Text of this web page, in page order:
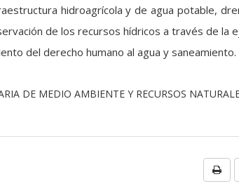
hidroagrícola y de agua potable,
de los recursos hídricos a través de la
del derecho humano al agua y saneamiento.
DE MEDIO AMBIENTE Y RECURSOS